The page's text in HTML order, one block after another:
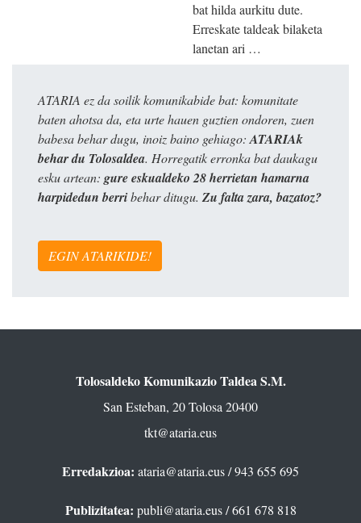
bat hilda aurkitu dute.
Erreskate taldeak bilaketa
lanetan ari …
ATARIA ez da soilik komunikabide bat: komunitate
baten ahotsa da, eta urte hauen guztien ondoren, zuen
babesa behar dugu, inoiz baino gehiago:ATARIAk
behar du Tolosaldea. Horregatik erronka bat daukagu
esku artean: gure eskualdeko 28 herrietan hamarna
harpidedun berribehar ditugu. Zu falta zara, bazatoz?
EGIN ATARIKIDE!
Tolosaldeko Komunikazio Taldea S.M.
San Esteban, 20 Tolosa 20400
tkt@ataria.eus
Erredakzioa: ataria@ataria.eus/ 943 655 695
Publizitatea: publi@ataria.eus/ 661 678 818